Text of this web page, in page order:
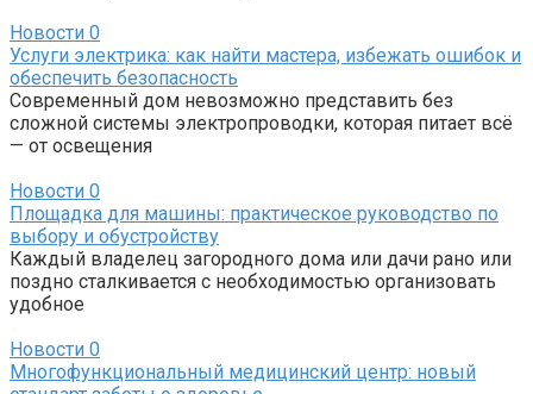
Новости 0
Услуги электрика: как найти мастера, избежать ошибок и
обеспечить безопасность
Современный дом невозможно представить без
сложной системы электропроводки, которая питает всё
— от освещения
Новости 0
Площадка для машины: практическое руководство по
выбору и обустройству
Каждый владелец загородного дома или дачи рано или
поздно сталкивается с необходимостью организовать
удобное
Новости 0
Многофункциональный медицинский центр: новый